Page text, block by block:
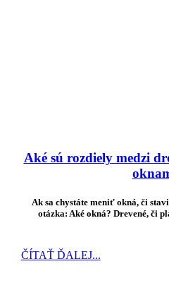
Aké sú rozdiely medzi
Ak sa chystáte meniť okná, či
otázka: Aké okná? Drevené, či
ČÍTAŤ ĎALEJ...